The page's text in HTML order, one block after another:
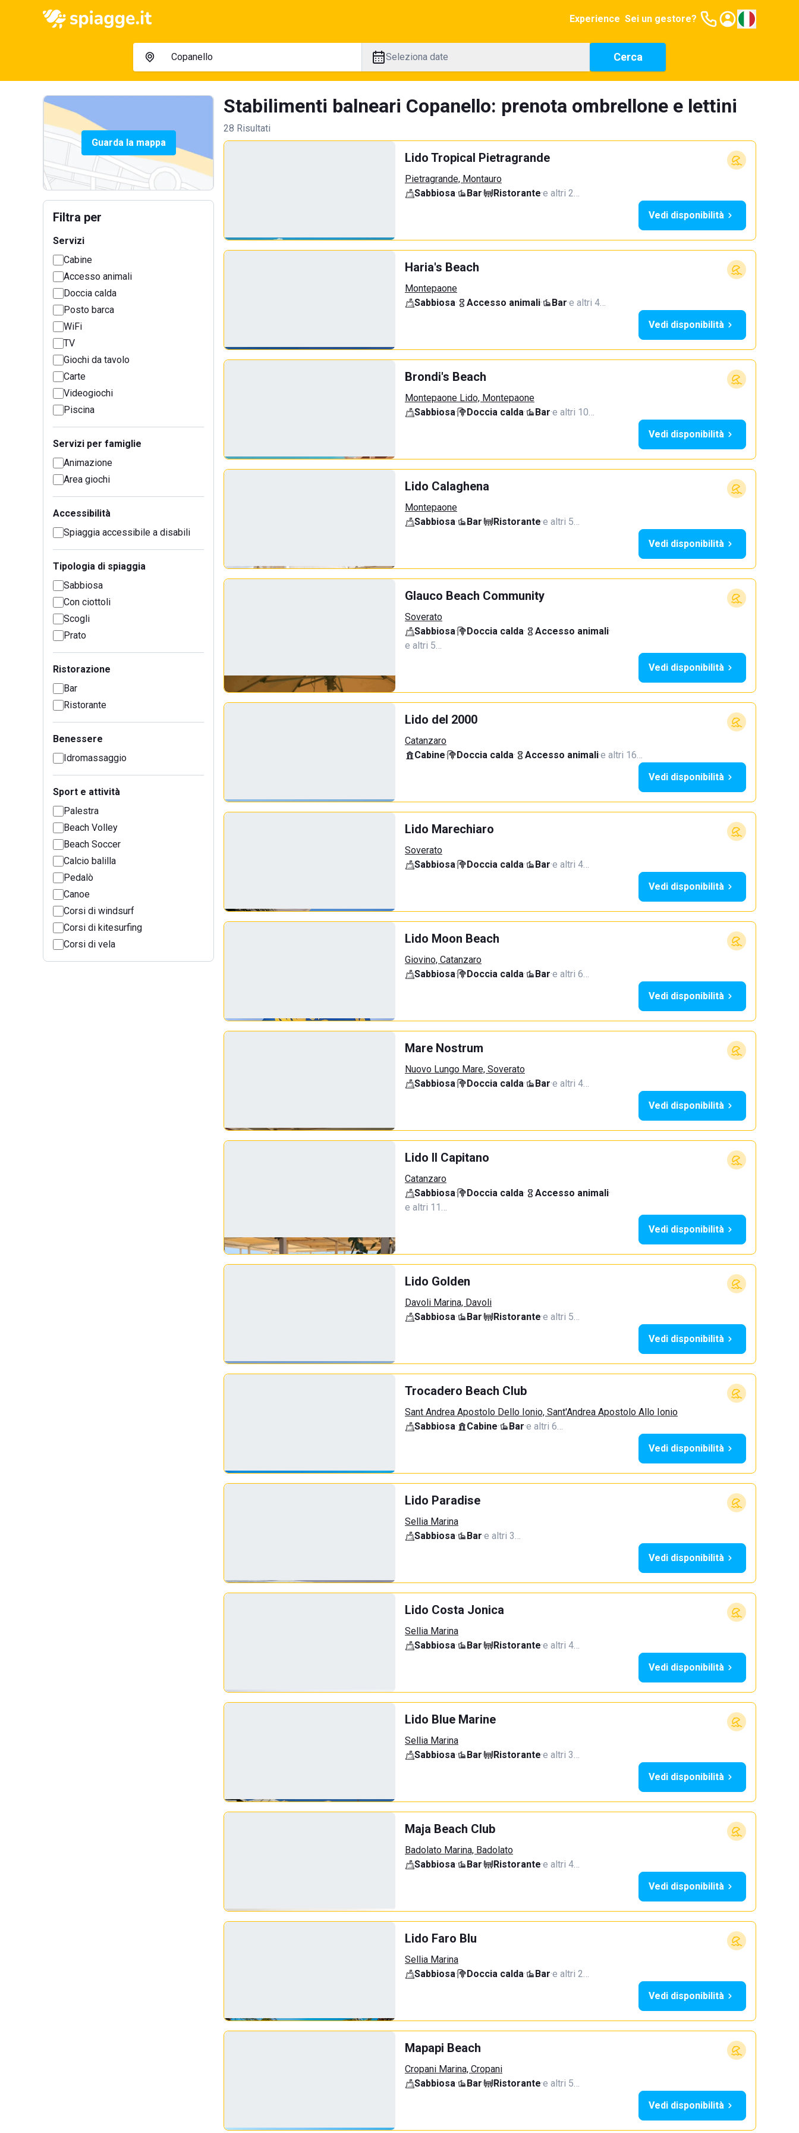
Experience Sei un gestore?
Seleziona date Cerca
Guarda la mappa
Filtra per
Servizi
Cabine
Accesso animali
Doccia calda
Posto barca
WiFi
TV
Giochi da tavolo
Carte
Videogiochi
Piscina
Servizi per famiglie
Animazione
Area giochi
Accessibilità
Spiaggia accessibile a disabili
Tipologia di spiaggia
Sabbiosa
Con ciottoli
Scogli
Prato
Ristorazione
Bar
Ristorante
Benessere
Idromassaggio
Sport e attività
Palestra
Beach Volley
Beach Soccer
Calcio balilla
Pedalò
Canoe
Corsi di windsurf
Corsi di kitesurfing
Corsi di vela
Stabilimenti balneari Copanello: prenota ombrellone e lettini
28 Risultati
Lido Tropical Pietragrande
Pietragrande, Montauro
Sabbiosa· Bar· Ristorante·e altri 2…
Vedi disponibilità
Haria's Beach
Montepaone
Sabbiosa· Accesso animali· Bar·e altri 4…
Vedi disponibilità
Brondi's Beach
Montepaone Lido, Montepaone
Sabbiosa· Doccia calda· Bar·e altri 10…
Vedi disponibilità
Lido Calaghena
Montepaone
Sabbiosa· Bar· Ristorante·e altri 5…
Vedi disponibilità
Glauco Beach Community
Soverato
Sabbiosa· Doccia calda· Accesso animali·
e altri 5…
Vedi disponibilità
Lido del 2000
Catanzaro
Cabine· Doccia calda· Accesso animali·e altri 16…
Vedi disponibilità
Lido Marechiaro
Soverato
Sabbiosa· Doccia calda· Bar·e altri 4…
Vedi disponibilità
Lido Moon Beach
Giovino, Catanzaro
Sabbiosa· Doccia calda· Bar·e altri 6…
Vedi disponibilità
Mare Nostrum
Nuovo Lungo Mare, Soverato
Sabbiosa· Doccia calda· Bar·e altri 4…
Vedi disponibilità
Lido Il Capitano
Catanzaro
Sabbiosa· Doccia calda· Accesso animali·
e altri 11…
Vedi disponibilità
Lido Golden
Davoli Marina, Davoli
Sabbiosa· Bar· Ristorante·e altri 5…
Vedi disponibilità
Trocadero Beach Club
Sant Andrea Apostolo Dello Ionio, Sant'Andrea Apostolo Allo Ionio
Sabbiosa· Cabine· Bar·e altri 6…
Vedi disponibilità
Lido Paradise
Sellia Marina
Sabbiosa· Bar·e altri 3…
Vedi disponibilità
Lido Costa Jonica
Sellia Marina
Sabbiosa· Bar· Ristorante·e altri 4…
Vedi disponibilità
Lido Blue Marine
Sellia Marina
Sabbiosa· Bar· Ristorante·e altri 3…
Vedi disponibilità
Maja Beach Club
Badolato Marina, Badolato
Sabbiosa· Bar· Ristorante·e altri 4…
Vedi disponibilità
Lido Faro Blu
Sellia Marina
Sabbiosa· Doccia calda· Bar·e altri 2…
Vedi disponibilità
Mapapi Beach
Cropani Marina, Cropani
Sabbiosa· Bar· Ristorante·e altri 5…
Vedi disponibilità